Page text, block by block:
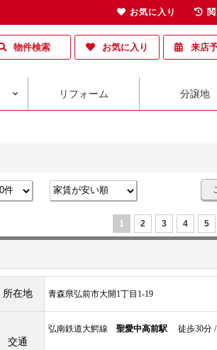
物件検索 お気に入り 来店
リフォーム 分譲地
1 2 3 4 5
所在地 青森県弘前市大開1丁目1-19
交通
弘南鉄道大鰐線 聖愛中高前駅 徒歩30分
お気に入り